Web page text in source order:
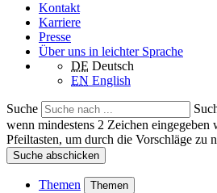
Kontakt
Karriere
Presse
Über uns in leichter Sprache
DE Deutsch
EN English
Suche
wenn mindestens 2 Zeichen eingegeben
Pfeiltasten, um durch die Vorschläge zu
Suche abschicken
Themen
Themen